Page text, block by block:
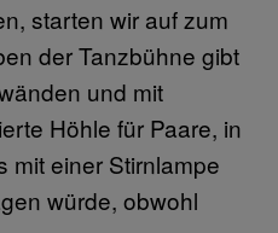
starten wir auf zum
der Tanzbühne gibt
und mit
Höhle für Paare, in
mit einer Stirnlampe
würde, obwohl